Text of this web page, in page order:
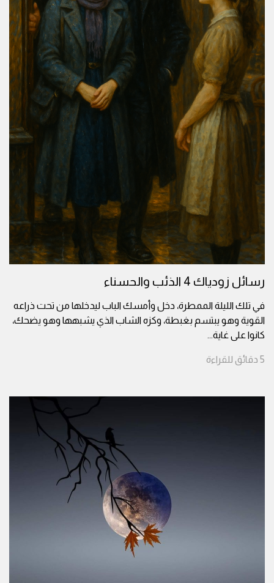
رسائل زودياك 4 الذئب والحسناء
في تلك الليلة الممطرة، دخل وأمسك الباب ليدخلها من تحت ذراعه
القوية وهو يبتسم بغبطة، وكزه الشاب الذي يشبهها وهو يضحك،
كانوا على غاية...
5 دقائق للقراءة